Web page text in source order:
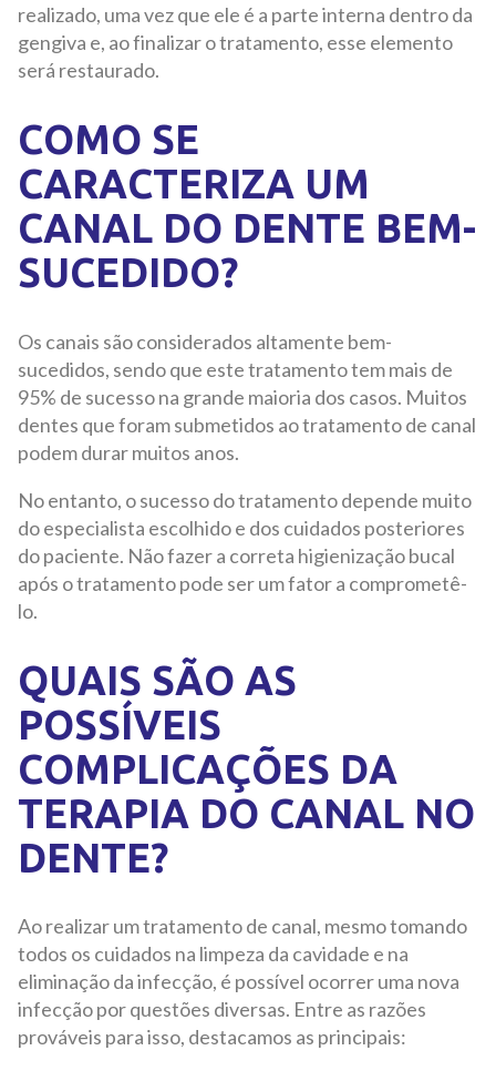
realizado, uma vez que ele é a parte interna dentro da
gengiva e, ao finalizar o tratamento, esse elemento
será restaurado.
COMO SE
CARACTERIZA UM
CANAL DO DENTE BEM-
SUCEDIDO?
Os canais são considerados altamente bem-
sucedidos, sendo que este tratamento tem mais de
95% de sucesso na grande maioria dos casos. Muitos
dentes que foram submetidos ao tratamento de canal
podem durar muitos anos.
No entanto, o sucesso do tratamento depende muito
do especialista escolhido e dos cuidados posteriores
do paciente. Não fazer a correta higienização bucal
após o tratamento pode ser um fator a comprometê-
lo.
QUAIS SÃO AS
POSSÍVEIS
COMPLICAÇÕES DA
TERAPIA DO CANAL NO
DENTE?
Ao realizar um tratamento de canal, mesmo tomando
todos os cuidados na limpeza da cavidade e na
eliminação da infecção, é possível ocorrer uma nova
infecção por questões diversas. Entre as razões
prováveis para isso, destacamos as principais: